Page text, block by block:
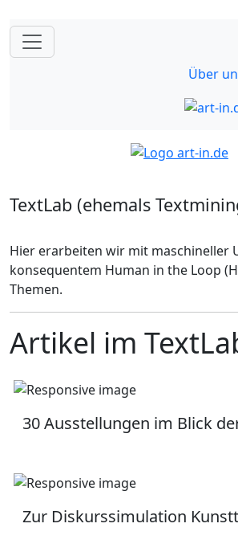
Über
TextLab (ehemals
Hier erarbeiten wir mit maschineller
konsequentem Human in the Loop
Themen.
Artikel im
30 Ausstellungen im Blick
Zur Diskurssimulation